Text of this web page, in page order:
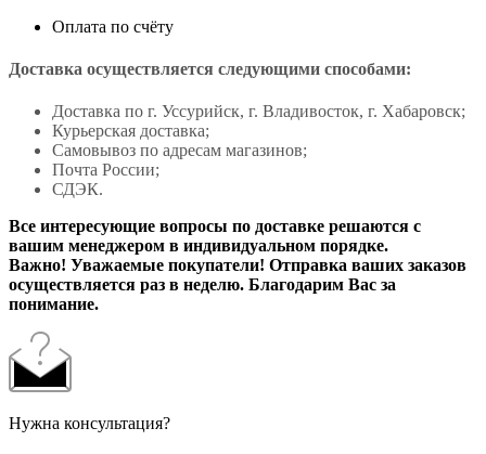
Оплата по счёту
Доставка осуществляется следующими способами:
Доставка по г. Уссурийск, г. Владивосток, г. Хабаровск;
Курьерская доставка;
Самовывоз по адресам магазинов;
Почта России;
СДЭК.
Все интересующие вопросы по доставке решаются с
вашим менеджером в индивидуальном порядке.
Важно! Уважаемые покупатели! Отправка ваших заказов
осуществляется раз в неделю. Благодарим Вас за
понимание.
Нужна консультация?